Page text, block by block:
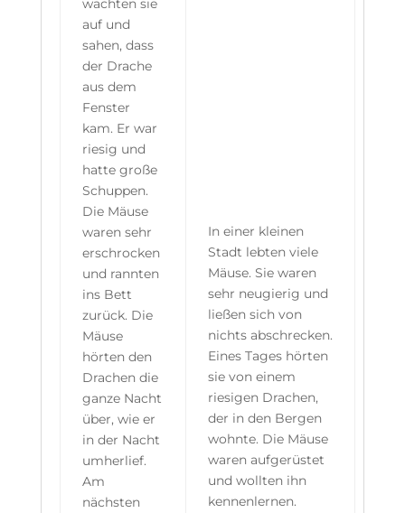
auf und
sahen, dass
der Drache
aus dem
Fenster
kam. Er war
riesig und
hatte große
Schuppen.
Die Mäuse
waren sehr
erschrocken
und rannten
ins Bett
zurück. Die
Mäuse
hörten den
Drachen die
ganze Nacht
über, wie er
in der Nacht
umherlief.
Am
nächsten
In einer kleinen
Stadt lebten viele
Mäuse. Sie waren
sehr neugierig und
ließen sich von
nichts abschrecken.
Eines Tages hörten
sie von einem
riesigen Drachen,
der in den Bergen
wohnte. Die Mäuse
waren aufgerüstet
und wollten ihn
kennenlernen.